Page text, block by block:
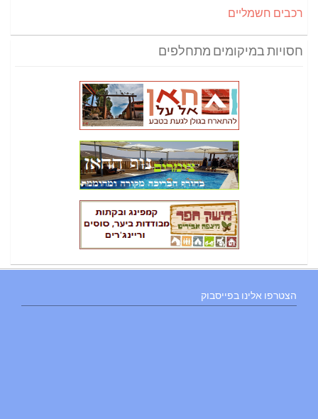
רכבים חשמליים
חסויות במיקומים מתחלפים
הצטרפו אלינו בפייסבוק